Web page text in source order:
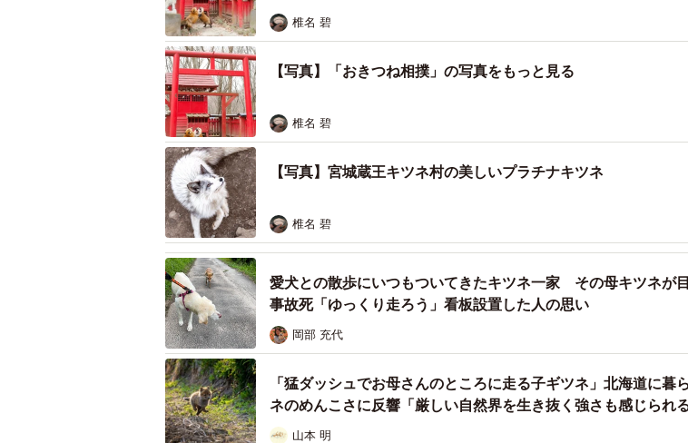
椎名 碧
【写真】「おきつね相撲」の写真をもっと見る
椎名 碧
【写真】宮城蔵王キツネ村の美しいプラチナキツネ
椎名 碧
愛犬との散歩にいつもついてきたキツネ一家 その母キツネが
事故死「ゆっくり走ろう」看板設置した人の思い
岡部 充代
「猛ダッシュでお母さんのところに走る子ギツネ」北海道に暮
ネのめんこさに反響「厳しい自然界を生き抜く強さも感じられる
山本 明